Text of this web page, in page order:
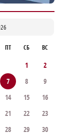
ПТ СБ ВС
1
2
7 8
9
14 15
16
21 22
23
28 29
30